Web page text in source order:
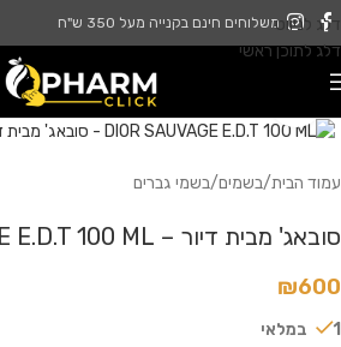
דלג לניווט
דלג לתוכן ראשי
משלוחים חינם בקנייה מעל 350 ש"ח
עמוד הבית/בשמים/בשמי גברים
סובאג' מבית דיור – DIOR SAUVAGE E.D.T 100 ML
₪600
1 במלאי